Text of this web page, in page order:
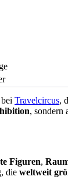
Travelcircus,
, sondern
Figuren,
die weltweit